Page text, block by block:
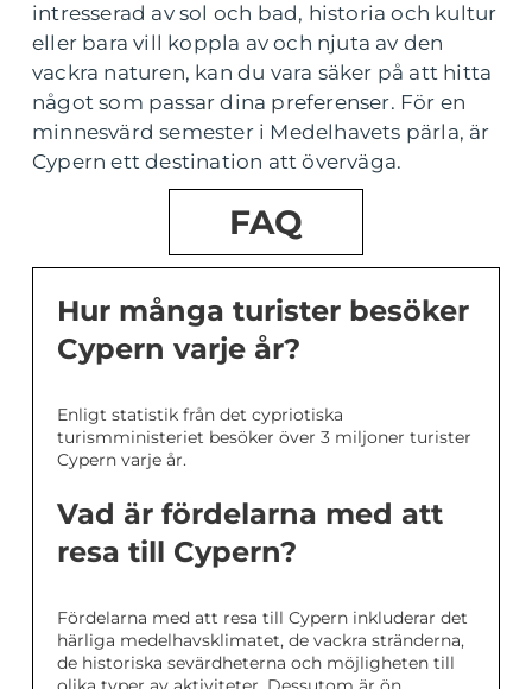
intresserad av sol och bad, historia och kultur
eller bara vill koppla av och njuta av den
vackra naturen, kan du vara säker på att hitta
något som passar dina preferenser. För en
minnesvärd semester i Medelhavets pärla, är
Cypern ett destination att överväga.
FAQ
Hur många turister besöker
Cypern varje år?
Enligt statistik från det cypriotiska
turismministeriet besöker över 3 miljoner turister
Cypern varje år.
Vad är fördelarna med att
resa till Cypern?
Fördelarna med att resa till Cypern inkluderar det
härliga medelhavsklimatet, de vackra stränderna,
de historiska sevärdheterna och möjligheten till